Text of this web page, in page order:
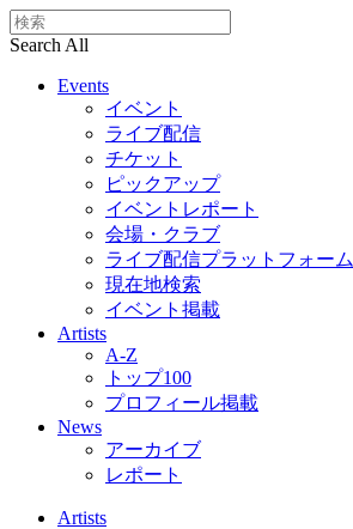
Search All
Events
イベント
ライブ配信
チケット
ピックアップ
イベントレポート
会場・クラブ
ライブ配信プラットフォーム
現在地検索
イベント掲載
Artists
A-Z
トップ100
プロフィール掲載
News
アーカイブ
レポート
Artists